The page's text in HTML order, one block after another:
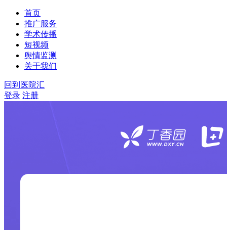
首页
推广服务
学术传播
短视频
舆情监测
关于我们
回到医院汇
登录 注册